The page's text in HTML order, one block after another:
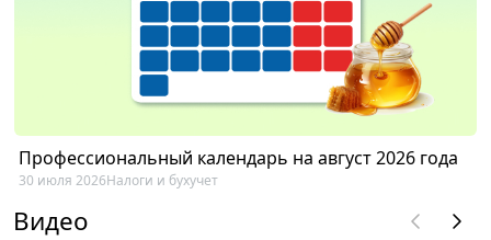
Профессиональный календарь на август 2026 года
30 июля 2026Налоги и бухучет
Видео